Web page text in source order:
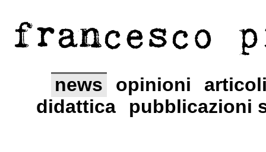
francesco
news opinioni
didattica
pubblicazioni